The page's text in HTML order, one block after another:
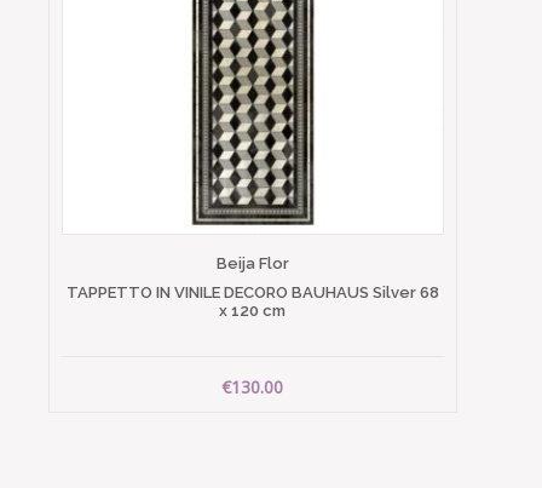
Beija Flor
TAPPETTO IN VINILE DECORO BAUHAUS Silver 68
x 120 cm
€130.00